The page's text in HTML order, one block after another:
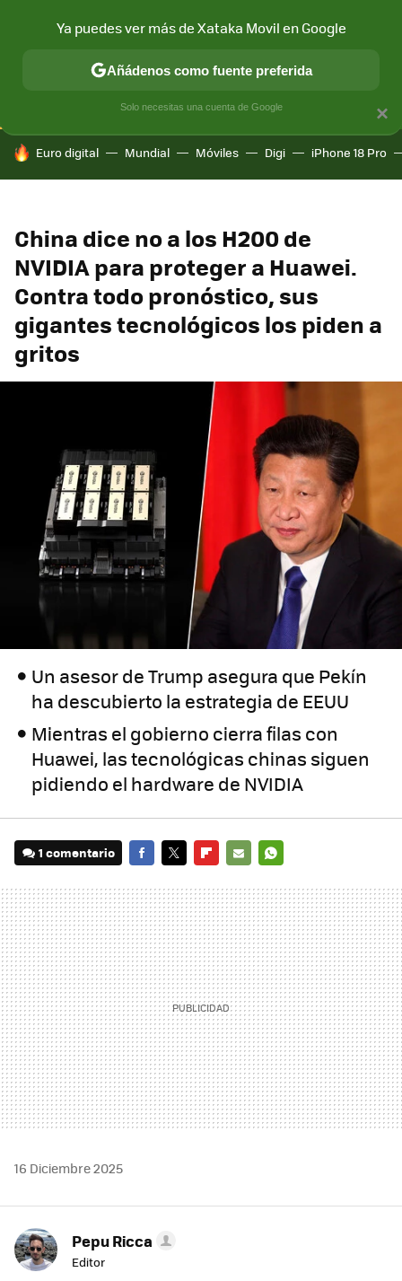
CONECTIVIDAD MÓVIL Y SOCIEDAD APLICACIONES
HOY SE HABLA DE
Euro digital Mundial Móviles Digi iPhone 18 Pro
China dice no a los H200 de
NVIDIA para proteger a Huawei.
Contra todo pronóstico, sus
gigantes tecnológicos los piden a
gritos
Un asesor de Trump asegura que Pekín
ha descubierto la estrategia de EEUU
Mientras el gobierno cierra filas con
Huawei, las tecnológicas chinas siguen
pidiendo el hardware de NVIDIA
1 comentario
MAIL
16 Diciembre 2025
Pepu Ricca
Editor
×
Ya puedes ver más de Xataka Movil en Google
Añádenos como fuente preferida
Solo necesitas una cuenta de Google